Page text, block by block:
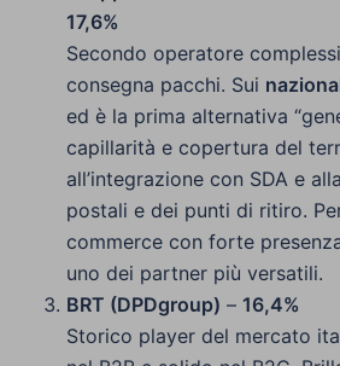
17,6%
Secondo operatore
consegna pacchi. Sui
ed è la prima alternativa
capillarità e copertura del
all’integrazione con SDA e
postali e dei punti di ritiro.
commerce con forte
uno dei partner più versatili.
BRT (DPDgroup) – 16,4%
Storico player del mercato